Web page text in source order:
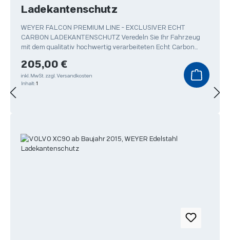
Ladekantenschutz
WEYER FALCON PREMIUM LINE - EXCLUSIVER ECHT
CARBON LADEKANTENSCHUTZ Veredeln Sie Ihr Fahrzeug
mit dem qualitativ hochwertig verarbeiteten Echt Carbon
Regulärer Preis:
205,00 €
inkl. MwSt. zzgl. Versandkosten
Inhalt: 1